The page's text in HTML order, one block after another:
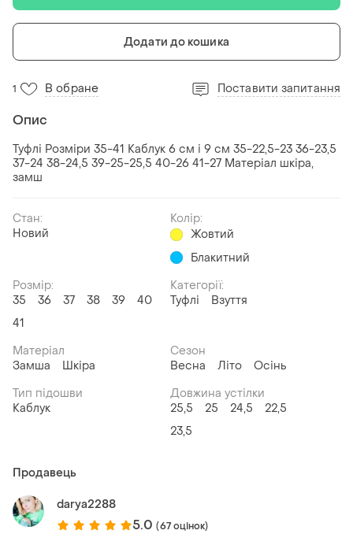
Додати до кошика
1 В обране Поставити запитання
Опис
Туфлі Розміри 35-41 Каблук 6 см і 9 см 35-22,5-23 36-23,5
37-24 38-24,5 39-25-25,5 40-26 41-27 Матеріал шкіра,
замш
Стан:
Новий
Колір:
Жовтий
Блакитний
Розмір:
35
36 37 38 39
40
41
Категорії:
Туфлі
Взуття
Матеріал
Замша
Шкіра
Сезон
Весна
Літо
Осінь
Тип підошви
Каблук
Довжина устілки
25,5
25 24,5
22,5
23,5
Продавець
darya2288
5.0 (67 оцінок)